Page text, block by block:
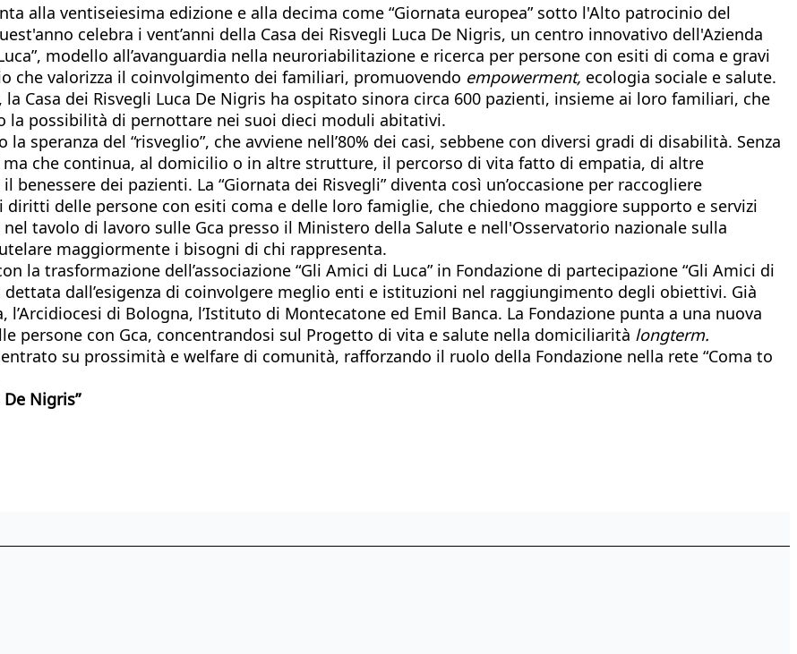
alla ventiseiesima edizione e alla decima come “Giornata europea” sotto l'Alto patrocinio del
celebra i vent’anni della Casa dei Risvegli Luca De Nigris, un centro innovativo dell'Azienda
modello all’avanguardia nella neuroriabilitazione e ricerca per persone con esiti di coma e gravi
che valorizza il coinvolgimento dei familiari, promuovendo empowerment, ecologia sociale e salute.
Casa dei Risvegli Luca De Nigris ha ospitato sinora circa 600 pazienti, insieme ai loro familiari, che
possibilità di pernottare nei suoi dieci moduli abitativi.
speranza del “risveglio”, che avviene nell’80% dei casi, sebbene con diversi gradi di disabilità. Senza
che continua, al domicilio o in altre strutture, il percorso di vita fatto di empatia, di altre
dei pazienti. La “Giornata dei Risvegli” diventa così un’occasione per raccogliere
delle persone con esiti coma e delle loro famiglie, che chiedono maggiore supporto e servizi
tavolo di lavoro sulle Gca presso il Ministero della Salute e nell'Osservatorio nazionale sulla
maggiormente i bisogni di chi rappresenta.
la trasformazione dell’associazione “Gli Amici di Luca” in Fondazione di partecipazione “Gli Amici di
dettata dall’esigenza di coinvolgere meglio enti e istituzioni nel raggiungimento degli obiettivi. Già
di Bologna, l’Istituto di Montecatone ed Emil Banca. La Fondazione punta a una nuova
persone con Gca, concentrandosi sul Progetto di vita e salute nella domiciliarità longterm.
su prossimità e welfare di comunità, rafforzando il ruolo della Fondazione nella rete “Coma to
Nigris”